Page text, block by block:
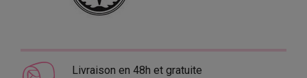
Livraison en 48h et gratuite